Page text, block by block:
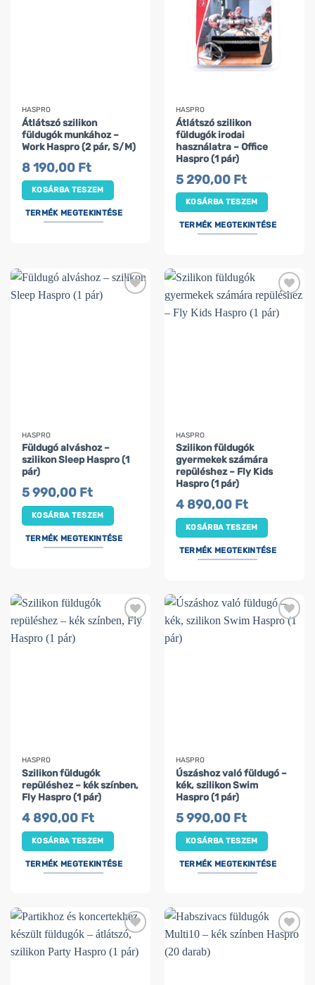
HASPRO
Átlátszó szilikon
füldugók munkához –
Work Haspro (2 pár, S/M)
8 190,00 Ft
KOSÁRBA TESZEM
TERMÉK MEGTEKINTÉSE
HASPRO
Átlátszó szilikon
füldugók irodai
használatra – Office
Haspro (1 pár)
5 290,00 Ft
KOSÁRBA TESZEM
TERMÉK MEGTEKINTÉSE
HASPRO
Füldugó alváshoz –
szilikon Sleep Haspro (1
pár)
5 990,00 Ft
KOSÁRBA TESZEM
TERMÉK MEGTEKINTÉSE
HASPRO
Szilikon füldugók
gyermekek számára
repüléshez – Fly Kids
Haspro (1 pár)
4 890,00 Ft
KOSÁRBA TESZEM
TERMÉK MEGTEKINTÉSE
HASPRO
Szilikon füldugók
repüléshez – kék színben,
Fly Haspro (1 pár)
4 890,00 Ft
KOSÁRBA TESZEM
TERMÉK MEGTEKINTÉSE
HASPRO
Úszáshoz való füldugó –
kék, szilikon Swim
Haspro (1 pár)
5 990,00 Ft
KOSÁRBA TESZEM
TERMÉK MEGTEKINTÉSE